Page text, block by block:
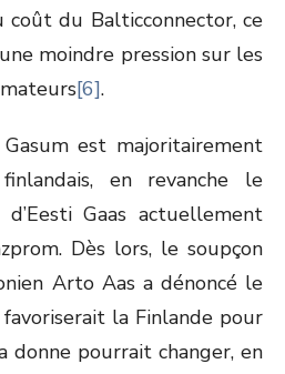
coût du Balticconnector, ce
moindre pression sur les
[6].
est majoritairement
en revanche le
Gaas actuellement
Dès lors, le soupçon
Arto Aas a dénoncé le
la Finlande pour
donne pourrait changer, en